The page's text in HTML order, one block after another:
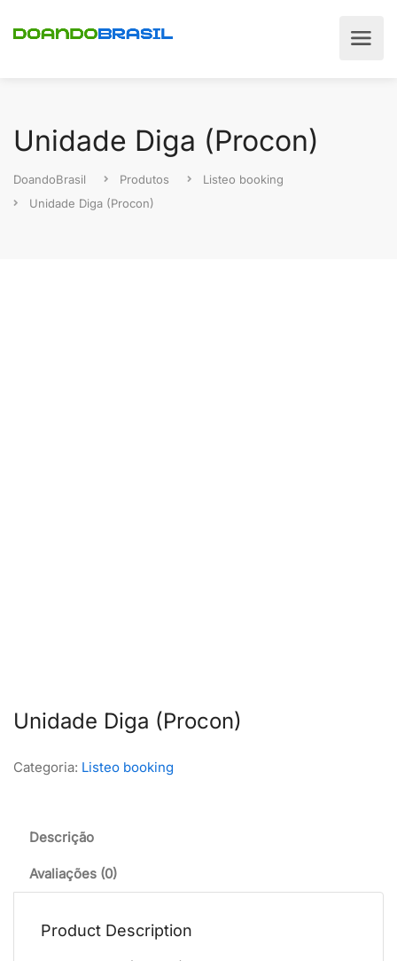
Unidade Diga (Procon)
DoandoBrasil Produtos
Listeo booking
Unidade Diga (Procon)
Unidade Diga (Procon)
Categoria: Listeo booking
Descrição
Avaliações (0)
Product Description